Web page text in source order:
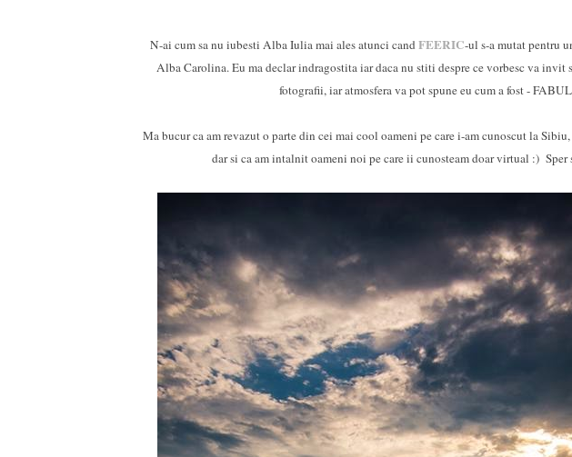
N-ai cum sa nu iubesti Alba Iulia mai ales atunci candFEERIC-ul s-a mutat pentru
Alba Carolina. Eu ma declar indragostita iar daca nu stiti despre ce vorbesc va invit
fotografii, iar atmosfera va pot spune eu cum a fost -
Ma bucur ca am revazut o parte din cei mai cool oameni pe care i-am cunoscut la
dar si ca am intalnit oameni noi pe care ii cunosteam doar virtual :) Sper